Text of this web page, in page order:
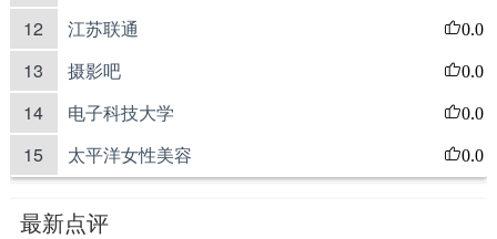
12 江苏联通 0.0
13 摄影吧 0.0
14 电子科技大学 0.0
15 太平洋女性美容 0.0
最新点评